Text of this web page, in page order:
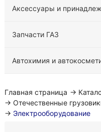
Аксессуары и
Запчасти ГАЗ
Автохимия и
Главная страница →
→ Отечественные
→ Электрооборудование